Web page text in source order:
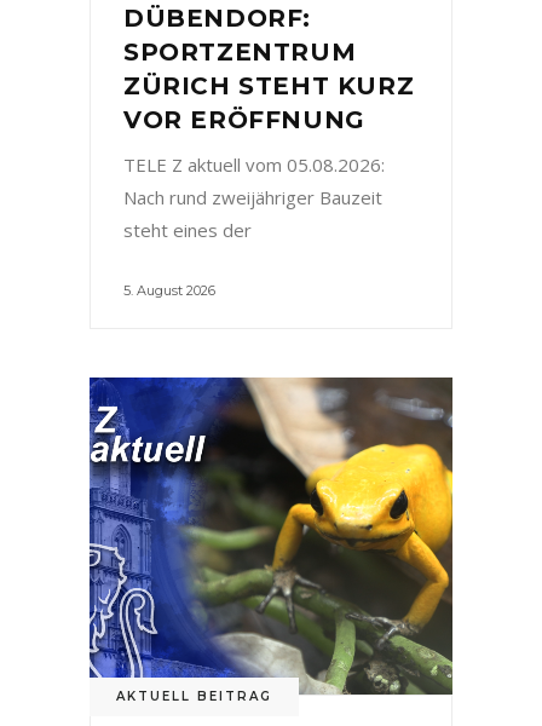
DÜBENDORF:
SPORTZENTRUM
ZÜRICH STEHT KURZ
VOR ERÖFFNUNG
TELE Z aktuell vom 05.08.2026:
Nach rund zweijähriger Bauzeit
steht eines der
5. August 2026
AKTUELL BEITRAG